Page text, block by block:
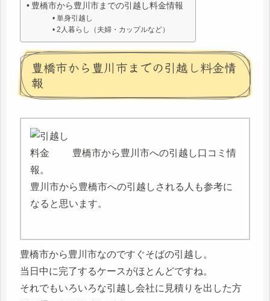
豊橋市から豊川市までの引越し料金情報
単身引越し
2人暮らし（夫婦・カップルなど）
豊橋市から豊川市までの引越し料金情
報
豊橋市から豊川市への引越し口コミ情
報。
豊川市から豊橋市への引越しされる人も参考に
なると思います。
豊橋市から豊川市なのですぐそばの引越し。
当日中に完了するケースがほとんどですね。
それでもいろいろな引越し会社に見積りを出した方